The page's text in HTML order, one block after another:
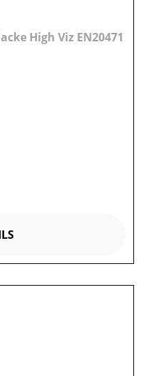
High Viz EN20471